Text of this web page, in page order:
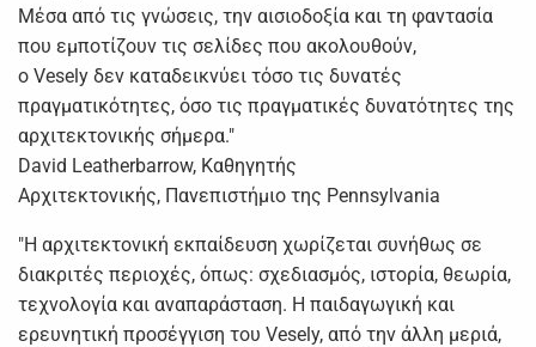
Μέσα από τις γνώσεις, την αισιοδοξία και τη φαντασία
που εμποτίζουν τις σελίδες που ακολουθούν,
ο Vesely δεν καταδεικνύει τόσο τις δυνατές
πραγματικότητες, όσο τις πραγματικές δυνατότητες της
αρχιτεκτονικής σήμερα."
David Leatherbarrow, Καθηγητής
Αρχιτεκτονικής, Πανεπιστήμιο της Pennsylvania
"Η αρχιτεκτονική εκπαίδευση χωρίζεται συνήθως σε
διακριτές περιοχές, όπως: σχεδιασμός, ιστορία, θεωρία,
τεχνολογία και αναπαράσταση. Η παιδαγωγική και
ερευνητική προσέγγιση του Vesely, από την άλλη μεριά,